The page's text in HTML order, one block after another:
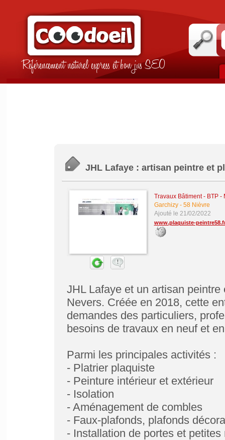
Référencement naturel express et bon jus SEO
JHL Lafaye : artisan peintre et
Travaux Bâtiment - BTP
Garchizy- 58 Nièvre
Ajouté le 21/02/2022
www.plaquiste-
JHL Lafaye et un artisan
Nevers. Créée en 2018, cette
demandes des particuliers,
besoins de travaux en neuf et
Parmi les principales activités :
- Platrier plaquiste
- Peinture intérieur et extérieur
- Isolation
- Aménagement de combles
- Faux-plafonds, plafonds
- Installation de portes et petites